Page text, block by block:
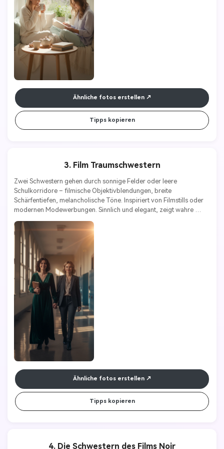
Ähnliche fotos erstellen
Tipps kopieren
3. Film Traumschwestern
Zwei Schwestern gehen durch sonnige Felder oder leere
Schulkorridore – filmische Objektivblendungen, breite
Schärfentiefen, melancholische Töne. Inspiriert von Filmstills oder
modernen Modewerbungen. Sinnlich und elegant, zeigt wahre
Stile Schlüsselwörter:Filmrealismus | Kunst | Emotion | Mode |
Atmosphäre
Ähnliche fotos erstellen
Tipps kopieren
4. Die Schwestern des Films Noir